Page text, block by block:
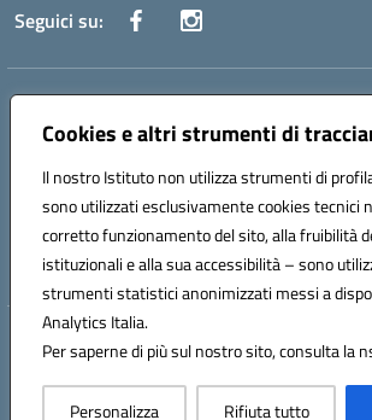
Cookies e altri strumenti di
Il nostro Istituto non utilizza strumenti di
sono utilizzati esclusivamente cookies tecnici
corretto funzionamento del sito, alla fruibilità
istituzionali e alla sua accessibilità – sono
strumenti statistici anonimizzati messi a
Analytics Italia.
Per saperne di più sul nostro sito, consulta la
Personalizza Rifiuta tutto
Seguici su:
Indirizzo:
Centralino:0881636571 Email:
Codice fiscale: 80031370713
Codice meccanografico:
FGPS040004
Codice Indice delle Pubbliche Amministrazioni
Hosting & Powered by 3D
Concept & Design by